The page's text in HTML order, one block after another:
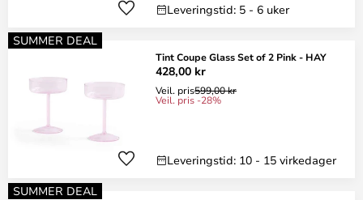
Leveringstid: 5 - 6 uker
SUMMER DEAL
Tint Coupe Glass Set of 2 Pink - HAY
428,00 kr
Veil. pris599,00 kr
Veil. pris -28%
Leveringstid: 10 - 15 virkedager
SUMMER DEAL